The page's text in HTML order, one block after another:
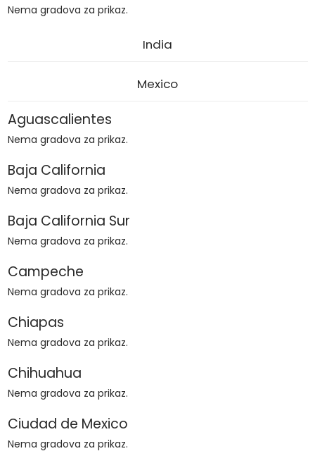
Nema gradova za prikaz.
India
Mexico
Aguascalientes
Nema gradova za prikaz.
Baja California
Nema gradova za prikaz.
Baja California Sur
Nema gradova za prikaz.
Campeche
Nema gradova za prikaz.
Chiapas
Nema gradova za prikaz.
Chihuahua
Nema gradova za prikaz.
Ciudad de Mexico
Nema gradova za prikaz.